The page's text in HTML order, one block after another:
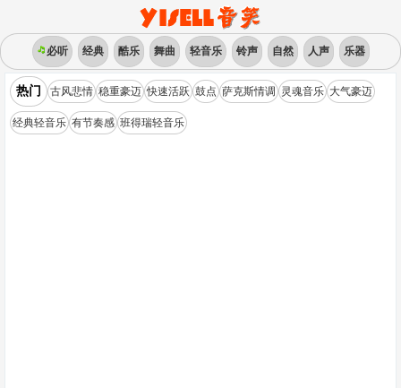
必听 经典 酷乐 舞曲 轻音乐 铃声 自然 人声 乐器
热门 古风悲情 稳重豪迈 快速活跃 鼓点 萨克斯情调 灵魂音乐 大气豪迈
经典轻音乐 有节奏感 班得瑞轻音乐